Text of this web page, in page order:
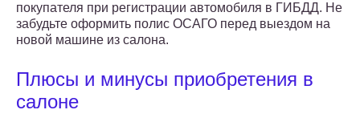
покупателя при регистрации автомобиля в ГИБДД. Не
забудьте оформить полис ОСАГО перед выездом на
новой машине из салона.
Плюсы и минусы приобретения в
салоне